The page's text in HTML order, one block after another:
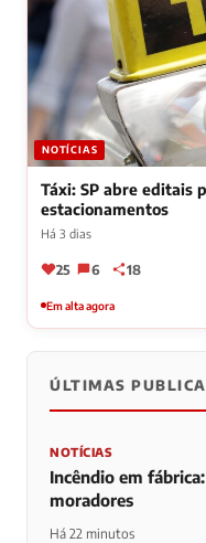
NOTÍCIAS
Táxi: SP abre editais
estacionamentos
Há 3 dias
25 6 18
Em alta agora
ÚLTIMAS
NOTÍCIAS
Incêndio em
moradores
Há 22 minutos